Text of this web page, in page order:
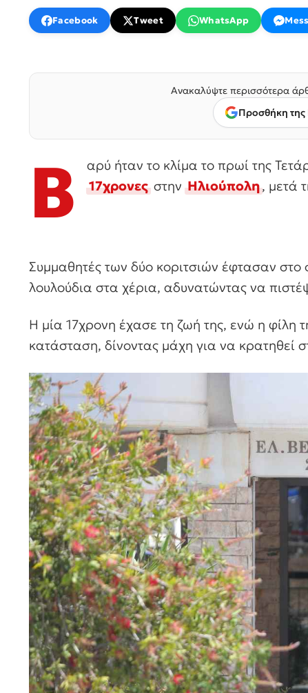
Facebook Tweet WhatsApp
Ανακαλύψτε περισσότερα
Προσθήκη της
Β
αρύ ήταν το κλίμα το πρωί της
17χρονεςστηνΗλιούπολη, μετά
Συμμαθητές των δύο κοριτσιών έφτασαν στο
λουλούδια στα χέρια, αδυνατώντας να
Η μία 17χρονη έχασε τη ζωή της, ενώ η φίλη
κατάσταση, δίνοντας μάχη για να κρατηθεί